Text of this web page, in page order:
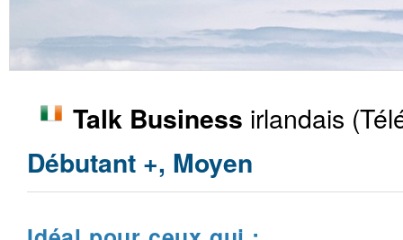
Talk Business irlandais
Débutant +, Moyen